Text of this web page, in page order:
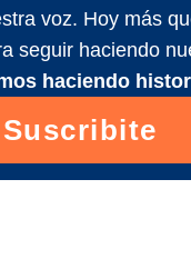
voz. Hoy más
seguir haciendo
haciendo
Suscribite